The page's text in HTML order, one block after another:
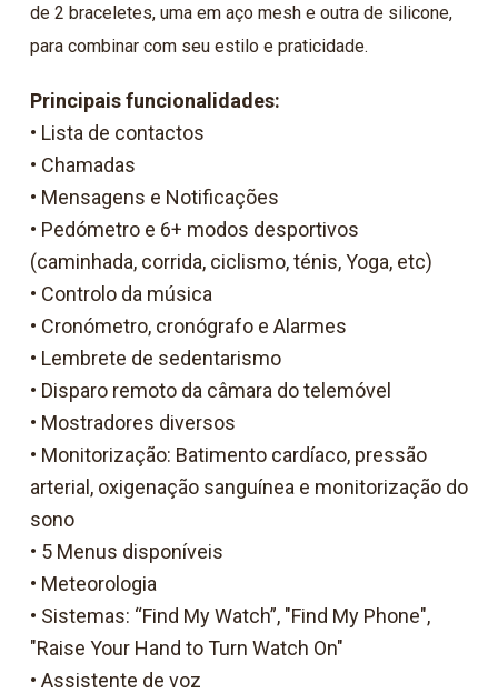
de 2 braceletes, uma em aço mesh e outra de silicone,
para combinar com seu estilo e praticidade.
Principais funcionalidades:
• Lista de contactos
• Chamadas
• Mensagens e Notificações
• Pedómetro e 6+ modos desportivos
(caminhada, corrida, ciclismo, ténis, Yoga, etc)
• Controlo da música
• Cronómetro, cronógrafo e Alarmes
• Lembrete de sedentarismo
• Disparo remoto da câmara do telemóvel
• Mostradores diversos
• Monitorização: Batimento cardíaco, pressão
arterial, oxigenação sanguínea e monitorização do
sono
• 5 Menus disponíveis
• Meteorologia
• Sistemas: “Find My Watch”, "Find My Phone",
"Raise Your Hand to Turn Watch On"
• Assistente de voz